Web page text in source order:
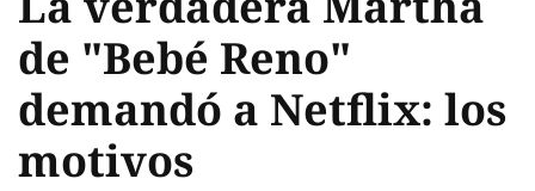
de "Bebé Reno"
demandó a Netflix: los
motivos